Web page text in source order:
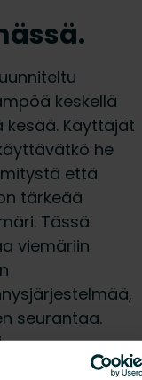
keskellä
kesää. Käyttäjät
he
että
tärkeää
Tässä
viemäriin
seurantaa.